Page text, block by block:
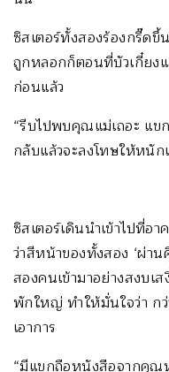
ซิสเตอร์ทั้งสองร้องกรี๊ดขึ้
ถูกหลอกก็ตอนที่บัวเกี๋ยงแ
ก่อนแล้ว
“รีบไปพบคุณแม่เถอะ แ
กลับแล้วจะลงโทษให้หนัก
ซิสเตอร์เดินนำเข้าไปที่อ
ว่าสีหน้าของทั้งสอง ‘ผ่า
สองคนเข้ามาอย่างสงบเ
พักใหญ่ ทำให้มั่นใจว่า ก
เอาการ
“มีแขกถือหนังสือจากคุณ